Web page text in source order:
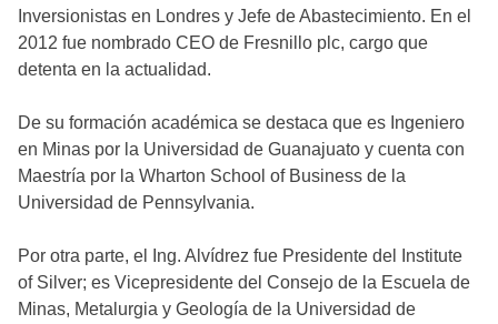
Inversionistas en Londres y Jefe de Abastecimiento. En el
2012 fue nombrado CEO de Fresnillo plc, cargo que
detenta en la actualidad.
De su formación académica se destaca que es Ingeniero
en Minas por la Universidad de Guanajuato y cuenta con
Maestría por la Wharton School of Business de la
Universidad de Pennsylvania.
Por otra parte, el Ing. Alvídrez fue Presidente del Institute
of Silver; es Vicepresidente del Consejo de la Escuela de
Minas, Metalurgia y Geología de la Universidad de